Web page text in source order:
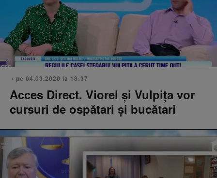
• pe 04.03.2020 la 18:37
Acces Direct. Viorel și Vulpița vor
cursuri de ospătari și bucătari